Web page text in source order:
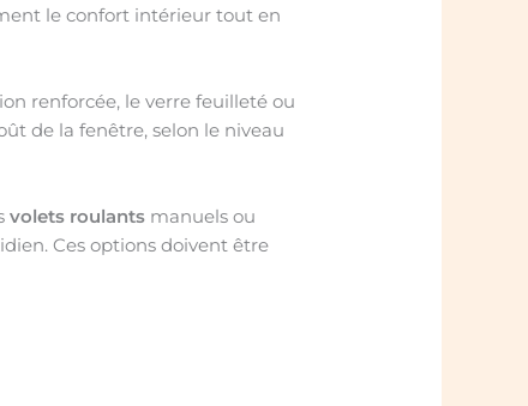
le confort intérieur tout en
renforcée, le verre feuilleté ou
de la fenêtre, selon le niveau
volets roulants manuels ou
Ces options doivent être